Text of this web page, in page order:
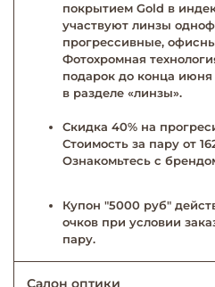
покрытием Gold в
участвуют линзы
прогрессивные,
Фотохромная
подарок до конца июня
в разделе «линзы».
Скидка 40% на
Стоимость за пару от
Ознакомьтесь с
Купон "5000 руб"
очков при условии
пару.
Салон оптики